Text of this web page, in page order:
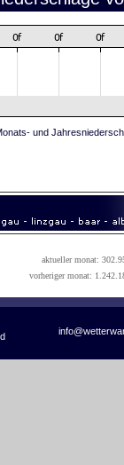
und
aktueller monat:
vorheriger monat: